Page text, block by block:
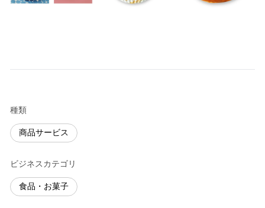
種類
商品サービス
ビジネスカテゴリ
食品・お菓子